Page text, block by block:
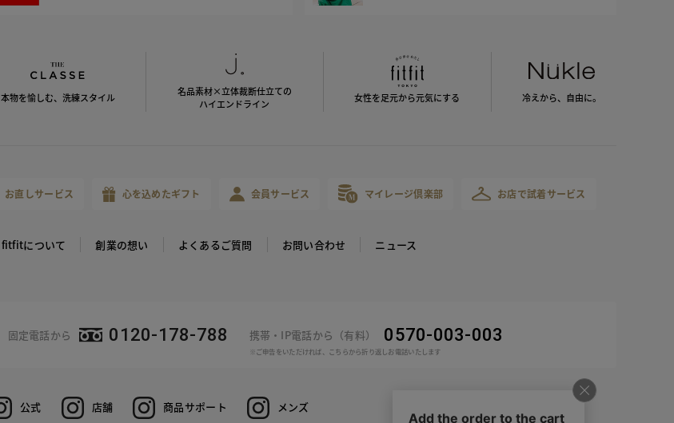
本物を愉しむ、洗練スタイル
名品素材×立体裁断仕立ての
ハイエンドライン
女性を足元から元気にする 冷えから、 自由に。
お直しサービス 心を込めたギフト 会員サービス マイレージ倶楽部 お店で試着サービス
fitfitについて 創業の想い よくあるご質問 お問い合わせ ニュース
固定電話から 0120-178-788 携帯・IP電話から（有料） 0570-003-003
※ご申告をいただければ、こちらから折り返しお電話いたします
公式 店舗 商品サポート メンズ